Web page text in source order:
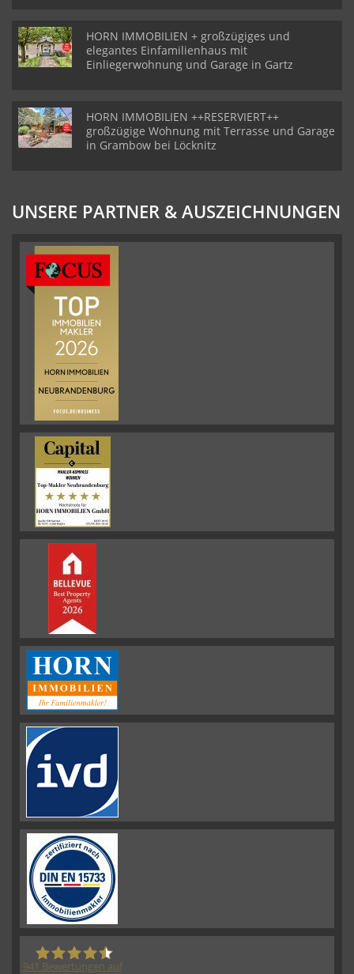
HORN IMMOBILIEN + großzügiges und
elegantes Einfamilienhaus mit
Einliegerwohnung und Garage in Gartz
HORN IMMOBILIEN ++RESERVIERT++
großzügige Wohnung mit Terrasse und Garage
in Grambow bei Löcknitz
UNSERE PARTNER & AUSZEICHNUNGEN
941 Bewertungen auf